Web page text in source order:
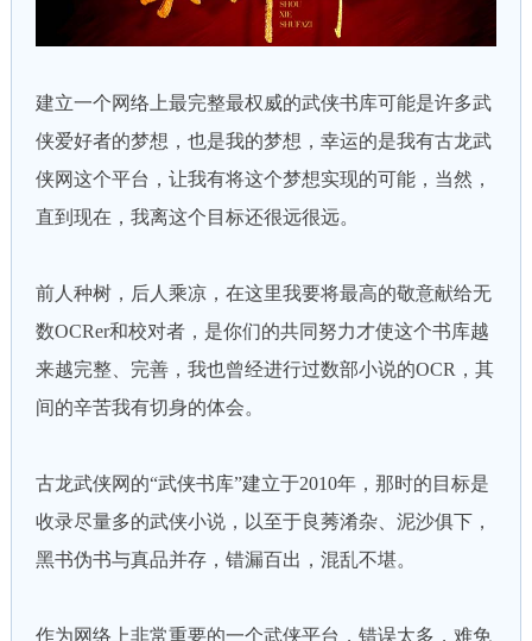
建立一个网络上最完整最权威的武侠书库可能是许多武
侠爱好者的梦想，也是我的梦想，幸运的是我有古龙武
侠网这个平台，让我有将这个梦想实现的可能，当然，
直到现在，我离这个目标还很远很远。
前人种树，后人乘凉，在这里我要将最高的敬意献给无
数OCRer和校对者，是你们的共同努力才使这个书库越
来越完整、完善，我也曾经进行过数部小说的OCR，其
间的辛苦我有切身的体会。
古龙武侠网的“武侠书库”建立于2010年，那时的目标是
收录尽量多的武侠小说，以至于良莠淆杂、泥沙俱下，
黑书伪书与真品并存，错漏百出，混乱不堪。
作为网络上非常重要的一个武侠平台，错误太多，难免